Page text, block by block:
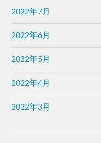
2022年7月
2022年6月
2022年5月
2022年4月
2022年3月